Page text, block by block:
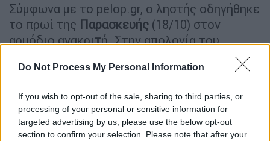
Do Not Process My Personal Information
If you wish to opt-out of the sale, sharing to third parties, or
processing of your personal or sensitive information for
targeted advertising by us, please use the below opt-out
section to confirm your selection. Please note that after your
Σύμφωνα με το pelop.gr, ο ληστής οδηγήθηκε
το πρωί της Παρασκευής (18/10) στον
αρμόδιο ανακριτή. Στην απολογία του
υποστήριξε ότι κατείχε τη ροζ κοκαΐνη για
προσωπική χρήση. Οι ισχυρισμοί του εν
έκριναν ότι πρέπει να τεθεί προσωρινά
κρατούμενος.